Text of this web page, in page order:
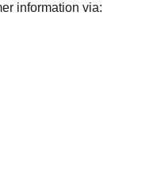
information via: